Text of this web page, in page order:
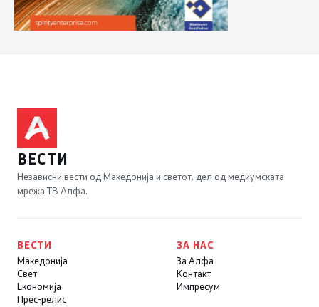
ВЕСТИ
Независни вести од Македонија и светот, дел од медиумската
мрежа ТВ Алфа.
ВЕСТИ
Македонија
Свет
Економија
Прес-релис
ЗА НАС
За Алфа
Контакт
Импресум